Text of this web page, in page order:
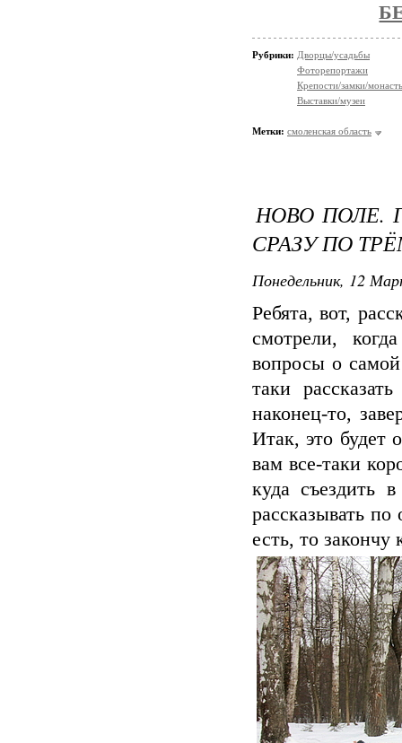
Рубрики: Дворцы/усадьбы
Фоторепортажи
Крепости/замки/
Выставки/музеи
Метки: смоленская область
НОВО ПОЛЕ.
СРАЗУ ПО
Понедельник, 12
Ребята, вот,
смотрели,
вопросы о
таки
наконец-то,
Итак, это будет
вам все-таки
куда съездить
рассказывать
есть, то закончу